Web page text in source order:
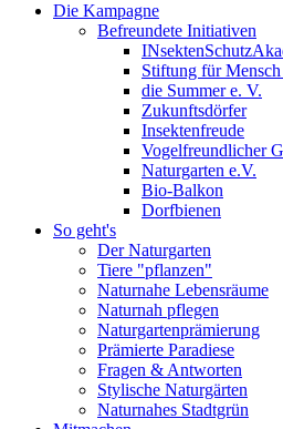
Die Kampagne
Befreundete Initiativen
Stiftung für
die Summer e. V.
Zukunftsdörfer
Insektenfreude
Vogelfreundlicher
Naturgarten e.V.
Bio-Balkon
Dorfbienen
So geht's
Der Naturgarten
Tiere "pflanzen"
Naturnahe Lebensräume
Naturnah pflegen
Naturgartenprämierung
Prämierte Paradiese
Fragen & Antworten
Stylische Naturgärten
Naturnahes Stadtgrün